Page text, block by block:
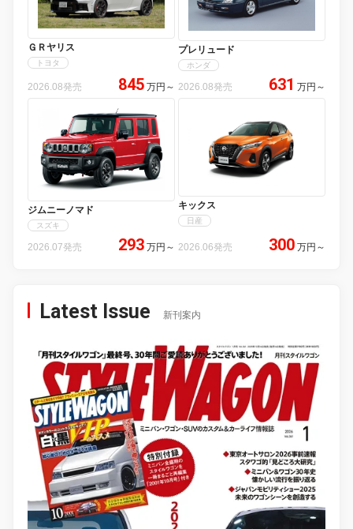
ＧＲヤリス
トヨタ
2026.08発売 845 万円 ～
プレリュード
ホンダ
2026.08発売 631 万円 ～
ジムニーノマド
スズキ
2026.07発売 293 万円 ～
キックス
日産
2026.06発売 300 万円 ～
Latest Issue 新刊案内